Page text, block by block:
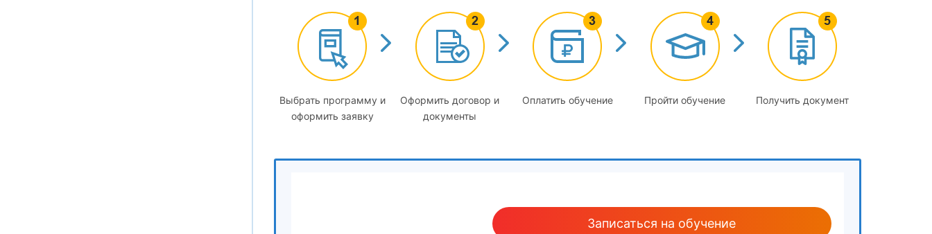
планировочные решения. Конструктивные элементы зданий. Меры предотвращения опасности объемно-
планировочными и конструктивными способами. Требования к обеспечению безопасности зданий и
сооружений при наличии опасных природных и техногенных процессов
Технологические решения при проектировании
7 Мероприятия по обеспечению доступа маломобильных групп населения
Проектирование и оснащение специальных рабочих мест (рабочих зон) для инвалидов
Выбрать программу и
оформить заявку
Оформить договор и
документы
Оплатить обучение Пройти обучение Получить документ
Записаться на обучение